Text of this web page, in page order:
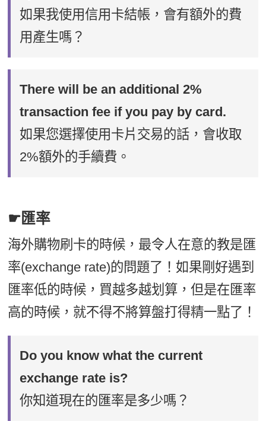
如果我使用信用卡結帳，會有額外的費
用產生嗎？
There will be an additional 2%
transaction fee if you pay by card.
如果您選擇使用卡片交易的話，會收取
2%額外的手續費。
☛匯率
海外購物刷卡的時候，最令人在意的教是匯
率(exchange rate)的問題了！如果剛好遇到
匯率低的時候，買越多越划算，但是在匯率
高的時候，就不得不將算盤打得精一點了！
Do you know what the current
exchange rate is?
你知道現在的匯率是多少嗎？